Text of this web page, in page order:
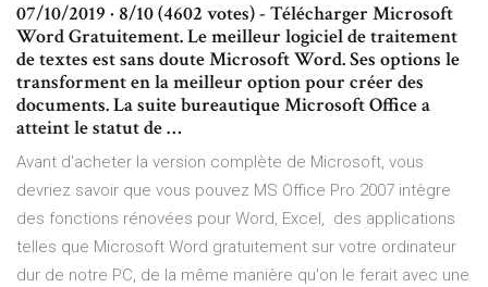
07/10/2019 · 8/10 (4602 votes) - Télécharger Microsoft
Word Gratuitement. Le meilleur logiciel de traitement
de textes est sans doute Microsoft Word. Ses options le
transforment en la meilleur option pour créer des
documents. La suite bureautique Microsoft Office a
atteint le statut de …
Avant d'acheter la version complète de Microsoft, vous
devriez savoir que vous pouvez MS Office Pro 2007 intègre
des fonctions rénovées pour Word, Excel, des applications
telles que Microsoft Word gratuitement sur votre ordinateur
dur de notre PC, de la même manière qu'on le ferait avec une